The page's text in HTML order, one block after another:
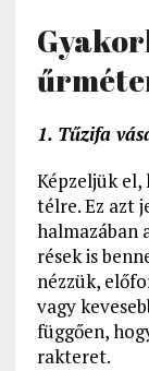
1. Tűzifa
Képzeljük
télre. Ez azt
halmazában
rések is
nézzük,
vagy
függően,
rakteret.